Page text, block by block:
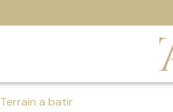
Terrain a batir